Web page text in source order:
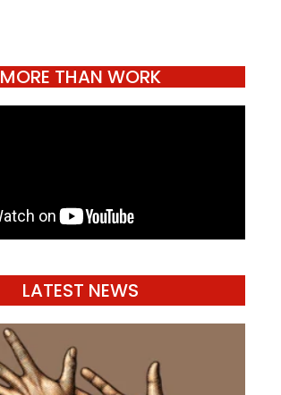
MORE THAN WORK
LATEST NEWS